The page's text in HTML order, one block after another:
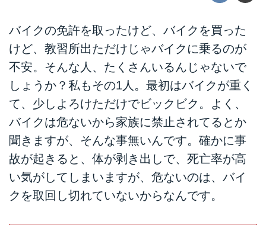
バイクの免許を取ったけど、バイクを買った
けど、教習所出ただけじゃバイクに乗るのが
不安。そんな人、たくさんいるんじゃないで
しょうか？私もその1人。最初はバイクが重く
て、少しよろけただけでビックビク。よく、
バイクは危ないから家族に禁止されてるとか
聞きますが、そんな事無いんです。確かに事
故が起きると、体が剥き出しで、死亡率が高
い気がしてしまいますが、危ないのは、バイ
クを取回し切れていないからなんです。